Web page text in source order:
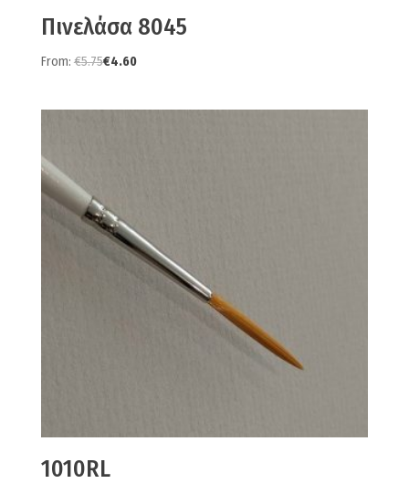
Πινελάσα 8045
From: €5.75€4.60
1010RL